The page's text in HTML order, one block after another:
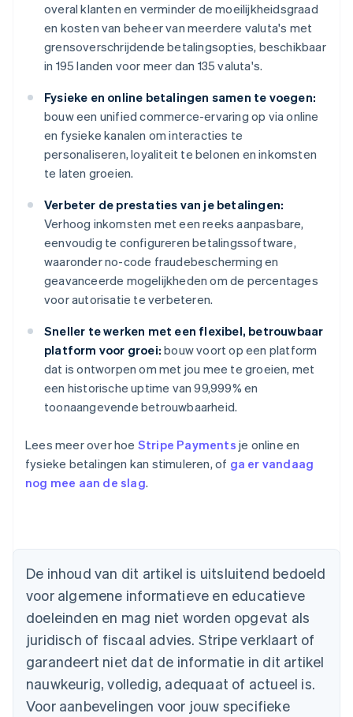
overal klanten en verminder de moeilijkheidsgraad
en kosten van beheer van meerdere valuta's met
grensoverschrijdende betalingsopties, beschikbaar
in 195 landen voor meer dan 135 valuta's.
Fysieke en online betalingen samen te voegen:
bouw een unified commerce-ervaring op via online
en fysieke kanalen om interacties te
personaliseren, loyaliteit te belonen en inkomsten
te laten groeien.
Verbeter de prestaties van je betalingen:
Verhoog inkomsten met een reeks aanpasbare,
eenvoudig te configureren betalingssoftware,
waaronder no-code fraudebescherming en
geavanceerde mogelijkheden om de percentages
voor autorisatie te verbeteren.
Sneller te werken met een flexibel, betrouwbaar
platform voor groei: bouw voort op een platform
dat is ontworpen om met jou mee te groeien, met
een historische uptime van 99,999% en
toonaangevende betrouwbaarheid.
Lees meer over hoe Stripe Payments je online en
fysieke betalingen kan stimuleren, of ga er vandaag
nog mee aan de slag.
De inhoud van dit artikel is uitsluitend bedoeld
voor algemene informatieve en educatieve
doeleinden en mag niet worden opgevat als
juridisch of fiscaal advies. Stripe verklaart of
garandeert niet dat de informatie in dit artikel
nauwkeurig, volledig, adequaat of actueel is.
Voor aanbevelingen voor jouw specifieke
België
Brazilië
PortuguêsEnglish
Bulgarije
English
Canada
English Français
Cyprus
English
Denemarken